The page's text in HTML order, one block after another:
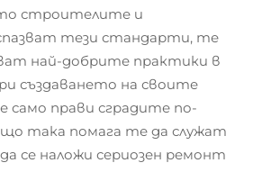
строителите и
тези стандарти, те
най-добрите практики в
създаването на своите
само прави сградите по-
така помага те да служат
се наложи сериозен ремонт